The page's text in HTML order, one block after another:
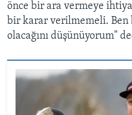
önce bir ara vermeye
bir karar verilmemeli. Ben
olacağını düşünüyorum"